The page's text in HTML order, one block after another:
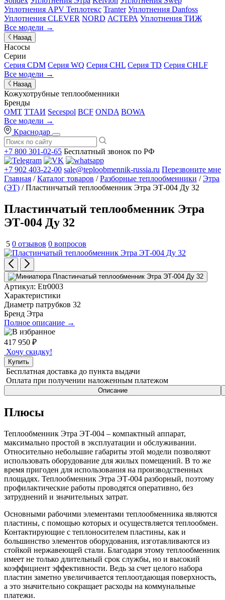
Уплотнения APV Теплотекс Tranter Уплотнения Danfoss
Уплотнения CLEVER NORD АСТЕРА Уплотнения ТИЖ
Все модели →
Назад
Насосы
Серии
Серия CDM Серия WQ Серия CHL Серия TD Серия CHLF
Все модели →
Назад
Кожухотрубные теплообменники
Бренды
OMT ТТАИ Secespol BCF ONDA BOWA
Все модели →
Краснодар
+7 800 301-02-65 Бесплатный звонок по РФ
+7 902 403-22-00 sale@teploobmennik-russia.ru Перезвоните мне
Главная /Каталог товаров /Разборные теплообменники /Этра
(ЭТ) / Пластинчатый теплообменник Этра ЭТ-004 Ду 32
Пластинчатый теплообменник Этра
ЭТ-004 Ду 32
5 0 отзывов 0 вопросов
Артикул: Etr0003
Характеристики
Диаметр патрубков 32
Бренд Этра
Полное описание →
417 950 ₽
Хочу скидку!
Купить
Бесплатная доставка до пункта выдачи
Оплата при получении наложенным платежом
Описание
Плюсы
Теплообменник Этра ЭТ-004 – компактный аппарат,
максимально простой в эксплуатации и обслуживании.
Относительно небольшие габариты этой модели позволяют
использовать оборудование для жилых помещений. В то же
время пригоден для использования на производственных
площадях. Теплообменник Этра ЭТ-004 разборный, поэтому
профилактические работы проводятся оперативно, без
затруднений и значительных затрат.
Основными рабочими элементами теплообменника являются
пластины, с помощью которых и осуществляется теплообмен.
Контактирующие с теплоносителем пластины, как и
большинство элементов оборудования, изготавливаются из
стойкой нержавеющей стали. Благодаря этому теплообменник
имеет не только длительный срок службы, но и высокий
коэффициент эффективности. Ведь за счет целого набора
пластин заметно увеличивается теплоотдающая поверхность,
а это значительно сокращает расходы на коммунальные
платежи.